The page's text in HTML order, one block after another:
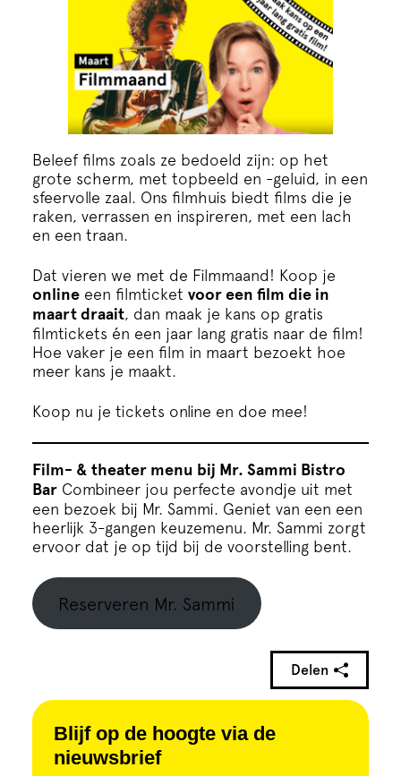
Blijf op de hoogte via de
nieuwsbrief
Beleef films zoals ze bedoeld zijn: op het
grote scherm, met topbeeld en -geluid, in een
sfeervolle zaal. Ons filmhuis biedt films die je
raken, verrassen en inspireren, met een lach
en een traan.
Dat vieren we met de Filmmaand! Koop je
online een filmticket voor een film die in
maart draait, dan maak je kans op gratis
filmtickets én een jaar lang gratis naar de film!
Hoe vaker je een film in maart bezoekt hoe
meer kans je maakt.
Koop nu je tickets online en doe mee!
Film- & theater menu bij Mr. Sammi Bistro
Bar Combineer jou perfecte avondje uit met
een bezoek bij Mr. Sammi. Geniet van een een
heerlijk 3-gangen keuzemenu. Mr. Sammi zorgt
ervoor dat je op tijd bij de voorstelling bent.
Reserveren Mr. Sammi
Delen